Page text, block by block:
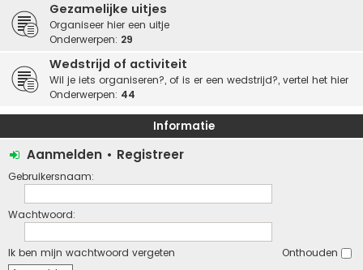
Gezamelijke uitjes
Organiseer hier een uitje
Onderwerpen: 29
Wedstrijd of activiteit
Wil je iets organiseren?, of is er een wedstrijd?, vertel het hier
Onderwerpen: 44
Informatie
Aanmelden • Registreer
Gebruikersnaam:
Wachtwoord:
Ik ben mijn wachtwoord vergeten Onthouden